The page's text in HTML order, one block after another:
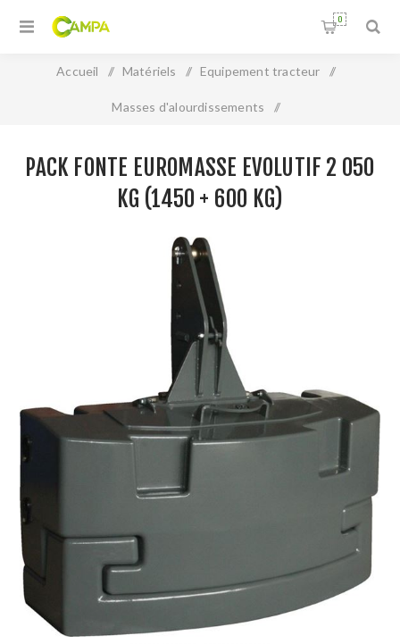
0
Accueil / Matériels / Equipement tracteur /
Masses d'alourdissements /
PACK FONTE EUROMASSE EVOLUTIF 2 050
KG (1450 + 600 KG)